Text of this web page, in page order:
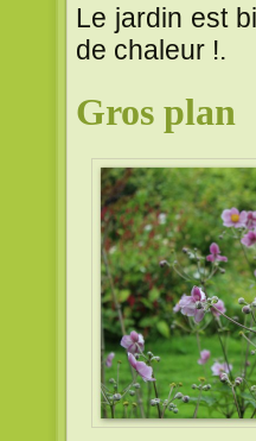
Le jardin est
de chaleur !.
Gros plan